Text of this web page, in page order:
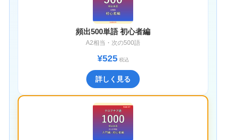
頻出500単語 初心者編
A2相当・次の500語
¥525税込
詳しく見る